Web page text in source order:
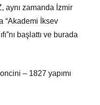
aynı zamanda İzmir
“Akademi İksev
başlattı ve burada
– 1827 yapımı